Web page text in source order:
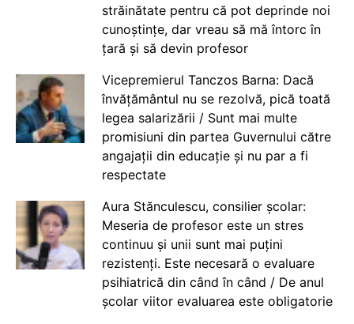
străinătate pentru că pot deprinde noi
cunoștințe, dar vreau să mă întorc în
țară și să devin profesor
Vicepremierul Tanczos Barna: Dacă
învățământul nu se rezolvă, pică toată
legea salarizării / Sunt mai multe
promisiuni din partea Guvernului către
angajații din educație și nu par a fi
respectate
Aura Stănculescu, consilier școlar:
Meseria de profesor este un stres
continuu și unii sunt mai puțini
rezistenți. Este necesară o evaluare
psihiatrică din când în când / De anul
școlar viitor evaluarea este obligatorie